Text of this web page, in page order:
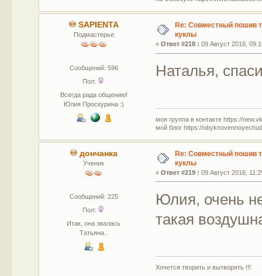
SAPIENTA
Подмастерье
Сообщений: 596
Пол:
Всегда рада общению!
Юлия Проскурина :)
Re: Совместный пошив
куклы
«Ответ #218 : 09 Август 2016,
Наталья,
моя группа в контакте https://
мой блог https://
дончанка
Ученик
Сообщений: 225
Пол:
Итак, она звалась
Татьяна..
Re: Совместный пошив
куклы
«Ответ #219 : 09 Август 2016,
Юлия, очень
такая
Хочется творить и вытворять !!!